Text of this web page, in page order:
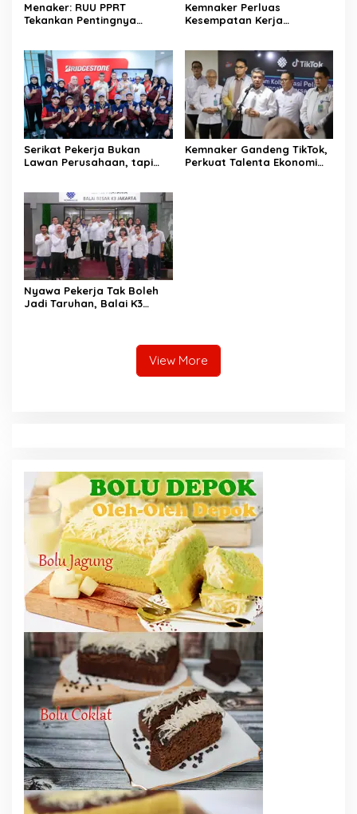
Menaker: RUU PPRT
Tekankan Pentingnya
Kemnaker Perluas
Kesempatan Kerja
Serikat Pekerja Bukan
Lawan Perusahaan, tapi
Kemnaker Gandeng TikTok,
Perkuat Talenta Ekonomi
Nyawa Pekerja Tak Boleh
Jadi Taruhan, Balai K3
View More